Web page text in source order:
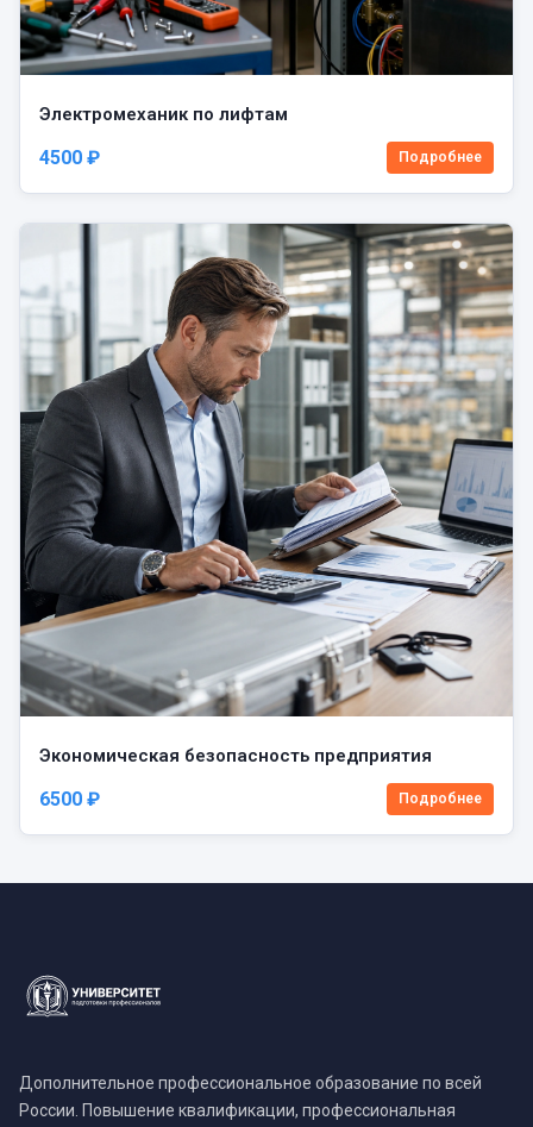
Электромеханик по лифтам
4500 ₽ Подробнее
Экономическая безопасность предприятия
6500 ₽ Подробнее
Дополнительное профессиональное образование по всей
России. Повышение квалификации, профессиональная